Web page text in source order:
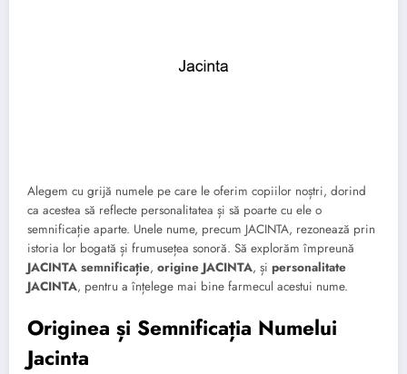
Alegem cu grijă numele pe care le oferim copiilor noștri, dorind
ca acestea să reflecte personalitatea și să poarte cu ele o
semnificație aparte. Unele nume, precum JACINTA, rezonează prin
istoria lor bogată și frumusețea sonoră. Să explorăm împreună
JACINTA semnificație, origine JACINTA, și personalitate
JACINTA, pentru a înțelege mai bine farmecul acestui nume.
Originea și Semnificația Numelui
Jacinta